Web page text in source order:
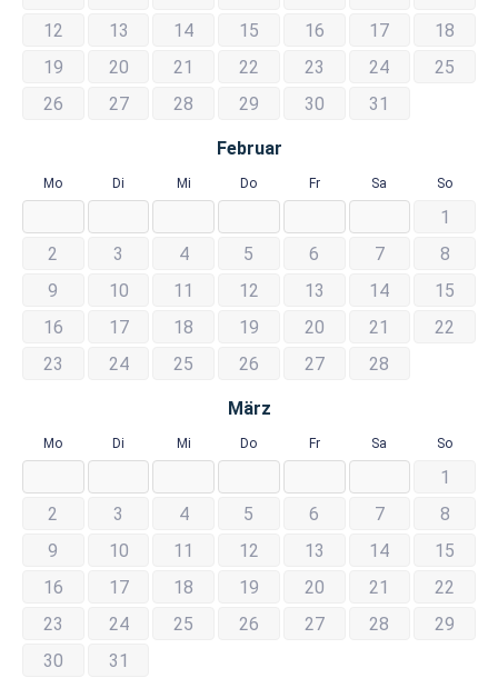
12
13 14 15 16 17
18
19
20 21 22 23 24
25
26
27 28 29 30 31
Februar
Mo Di Mi Do Fr Sa So
1
2
3 4 5 6 7
8
9
10 11 12 13 14
15
16
17 18 19 20 21
22
23
24 25 26 27 28
März
Mo Di Mi Do Fr Sa So
1
2
3 4 5 6 7
8
9
10 11 12 13 14
15
16
17 18 19 20 21
22
23
24 25 26 27 28
29
30
31